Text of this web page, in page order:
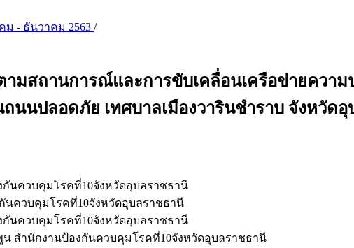
ม - ธันวาคม 2563 /
มสถานการณ์และการขับเคลื่อนเครือข่ายควา
ถนนปลอดภัย เทศบาลเมืองวารินชำราบ จังหวัด
กันควบคุมโรคที่10จังหวัดอุบลราชธานี
นควบคุมโรคที่10จังหวัดอุบลราชธานี
กันควบคุมโรคที่10จังหวัดอุบลราชธานี
น สำนักงานป้องกันควบคุมโรคที่10จังหวัดอุบลราชธานี